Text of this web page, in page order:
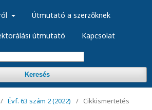
Útmutató a szerzőknek
útmutató Kapcsolat
Keresés
/ Évf. 63 szám 2 (2022) / Cikkismertetés